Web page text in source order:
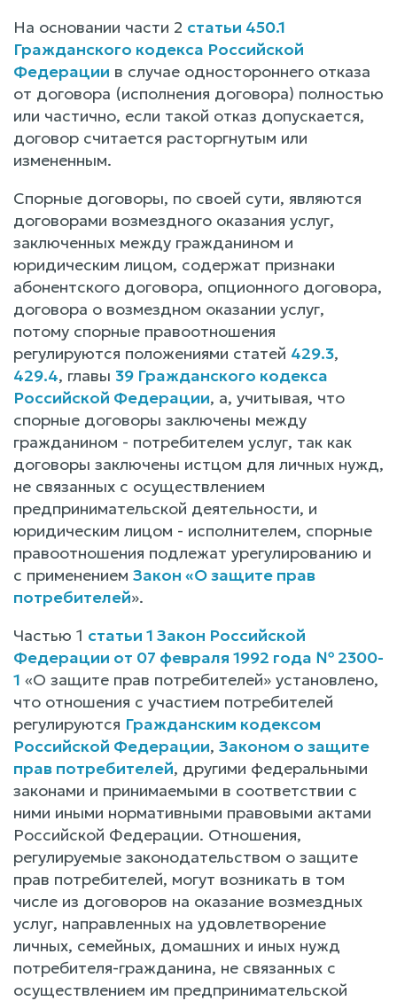
На основании части 2 статьи 450.1
Гражданского кодекса Российской
Федерации в случае одностороннего отказа
от договора (исполнения договора) полностью
или частично, если такой отказ допускается,
договор считается расторгнутым или
измененным.
Спорные договоры, по своей сути, являются
договорами возмездного оказания услуг,
заключенных между гражданином и
юридическим лицом, содержат признаки
абонентского договора, опционного договора,
договора о возмездном оказании услуг,
потому спорные правоотношения
регулируются положениями статей 429.3,
429.4, главы 39 Гражданского кодекса
Российской Федерации, а, учитывая, что
спорные договоры заключены между
гражданином - потребителем услуг, так как
договоры заключены истцом для личных нужд,
не связанных с осуществлением
предпринимательской деятельности, и
юридическим лицом - исполнителем, спорные
правоотношения подлежат урегулированию и
с применением Закон «О защите прав
потребителей».
Частью 1 статьи 1 Закон Российской
Федерации от 07 февраля 1992 года № 2300-
1 «О защите прав потребителей» установлено,
что отношения с участием потребителей
регулируются Гражданским кодексом
Российской Федерации, Законом о защите
прав потребителей, другими федеральными
законами и принимаемыми в соответствии с
ними иными нормативными правовыми актами
Российской Федерации. Отношения,
регулируемые законодательством о защите
прав потребителей, могут возникать в том
числе из договоров на оказание возмездных
услуг, направленных на удовлетворение
личных, семейных, домашних и иных нужд
потребителя-гражданина, не связанных с
осуществлением им предпринимательской